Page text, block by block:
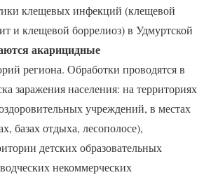
клещевых инфекций (клещевой
и клещевой боррелиоз) в Удмуртской
акарицидные
региона. Обработки проводятся в
заражения населения: на территориях
учреждений, в местах
базах отдыха, лесополосе),
детских образовательных
некоммерческих